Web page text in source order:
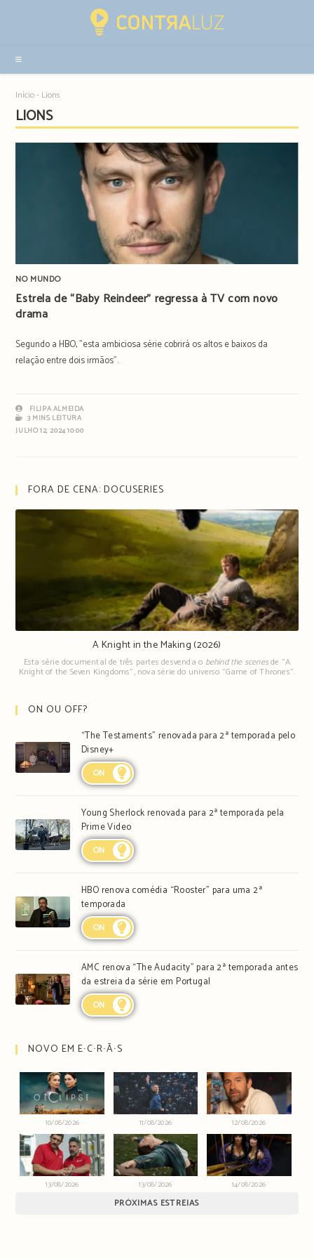
sidebar
Início- Lions
LIONS
NO MUNDO
Estrela de “Baby Reindeer” regressa à TV com novo
drama
Segundo a HBO, "esta ambiciosa série cobrirá os altos e baixos da
relação entre dois irmãos".
FILIPA ALMEIDA
3 MINS LEITURA
JULHO 12, 2024 10:00
FORA DE CENA: DOCUSERIES
A Knight in the Making (2026)
Esta série documental de três partes desvenda o behind the scenesde "A
Knight of the Seven Kingdoms", nova série do universo "Game of Thrones".
ON OU OFF?
“The Testaments” renovada para 2ª temporada pelo
Disney+
ON
Young Sherlock renovada para 2ª temporada pela
Prime Video
ON
HBO renova comédia “Rooster” para uma 2ª
temporada
ON
AMC renova “The Audacity” para 2ª temporada antes
da estreia da série em Portugal
ON
NOVO EM E∙C∙R∙Ã∙S
10/08/2026 11/08/2026 12/08/2026
13/08/2026 13/08/2026 14/08/2026
PRÓXIMAS ESTREIAS